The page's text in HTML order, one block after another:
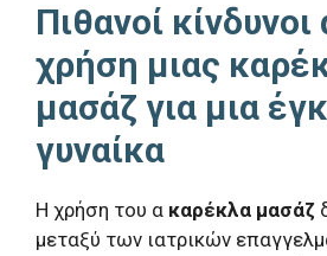
Πιθανοί
χρήση μιας
μασάζ για μια
γυναίκα
Η χρήση του α καρέκλα μασάζ
μεταξύ των ιατρικών